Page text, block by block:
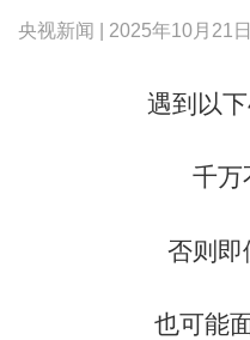
央视新闻 | 2025年10月21
遇到以
千万
否则即
也可能